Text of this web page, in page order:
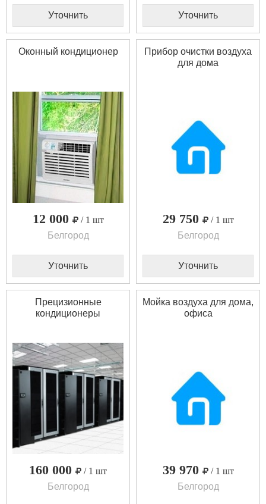
Уточнить Уточнить
Оконный кондиционер
12 000
/ 1 шт
Белгород
Уточнить
Прибор очистки воздуха
для дома
29 750
/ 1 шт
Белгород
Уточнить
Прецизионные
кондиционеры
160 000
/ 1 шт
Белгород
Мойка воздуха для дома,
офиса
39 970
/ 1 шт
Белгород